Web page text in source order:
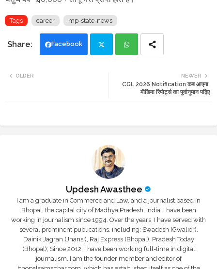
Tags career mp-state-news
Facebook
ats
NEWER
CGL 2026 Notification कब आएगा,
मीडिया रिपोर्ट्स का पूर्वानुमान पढ़िए
OLDER
Updesh Awasthee
I am a graduate in Commerce and Law, and a journalist based in
Bhopal, the capital city of Madhya Pradesh, India. I have been
working in journalism since 1994. Over the years, I have served with
several prominent publications, including: Swadesh (Gwalior),
Dainik Jagran (Jhansi), Raj Express (Bhopal), Pradesh Today
(Bhopal); Since 2012, I have been working full-time in digital
journalism. I am the founder member and editor of